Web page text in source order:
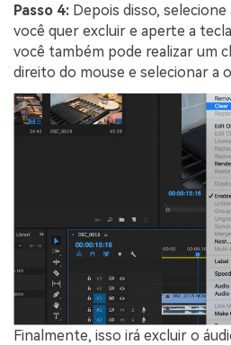
Passo 4: Depois disso, selecione
você quer excluir e aperte a
você também pode realizar um
direito do mouse e selecionar a
Finalmente, isso irá excluir o